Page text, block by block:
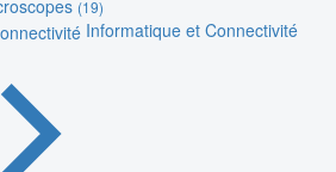
(19)
Informatique et Connectivité